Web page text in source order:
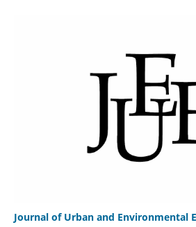
Journal of Urban and Environmental